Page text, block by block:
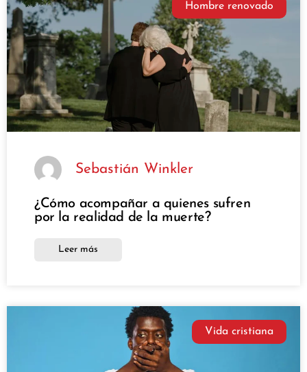
Hombre renovado
Sebastián Winkler
¿Cómo acompañar a quienes sufren
por la realidad de la muerte?
Leer más
Vida cristiana